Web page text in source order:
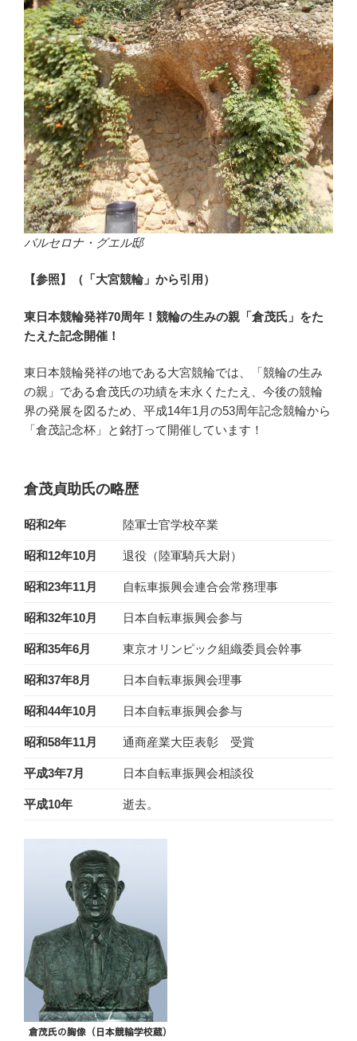
バルセロナ・グエル邸
【参照】（「大宮競輪」から引用）
東日本競輪発祥70周年！競輪の生みの親「倉茂氏」をた
たえた記念開催！
東日本競輪発祥の地である大宮競輪では、「競輪の生み
の親」である倉茂氏の功績を末永くたたえ、今後の競輪
界の発展を図るため、平成14年1月の53周年記念競輪から
「倉茂記念杯」と銘打って開催しています！
倉茂貞助氏の略歴
昭和2年 陸軍士官学校卒業
昭和12年10月 退役（陸軍騎兵大尉）
昭和23年11月 自転車振興会連合会常務理事
昭和32年10月 日本自転車振興会参与
昭和35年6月 東京オリンピック組織委員会幹事
昭和37年8月 日本自転車振興会理事
昭和44年10月 日本自転車振興会参与
昭和58年11月 通商産業大臣表彰 受賞
平成3年7月 日本自転車振興会相談役
平成10年 逝去。